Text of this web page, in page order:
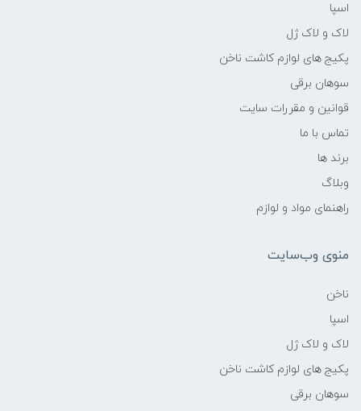
اسپا
لاک و لاک ژل
پکیج های لوازم کاشت ناخن
سوهان برقی
قوانین و مقررات سایت
تماس با ما
برند ها
وبلاگ
راهنمای مواد و لوازم
منوی وب‌سایت
ناخن
اسپا
لاک و لاک ژل
پکیج های لوازم کاشت ناخن
سوهان برقی